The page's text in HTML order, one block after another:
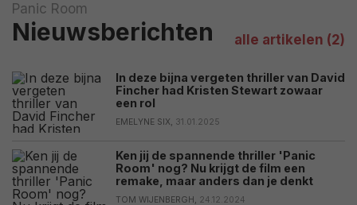
alle artikelen (2)
Panic Room
Nieuwsberichten
In deze bijna vergeten thriller van David
Fincher had Kristen Stewart zowaar
een rol
EMELYNE SIX, 31.01.2025
Ken jij de spannende thriller 'Panic
Room' nog? Nu krijgt de film een
remake, maar anders dan je denkt
TOM WIJENBERGH, 24.12.2024